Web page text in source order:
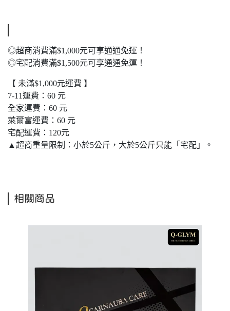
◎超商消費滿$1,000元可享通通免運！
◎宅配消費滿$1,500元可享通通免運！
【 未滿$1,000元運費 】
7-11運費：60 元
全家運費：60 元
萊爾富運費：60 元
宅配運費：120元
▲超商重量限制：小於5公斤，大於5公斤只能「宅配」。
相關商品